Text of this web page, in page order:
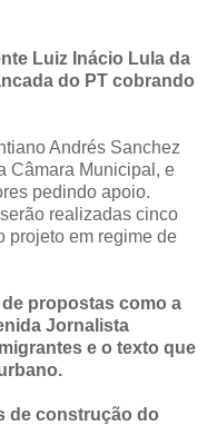
Luiz Inácio Lula da
do PT cobrando
Andrés Sanchez
Câmara Municipal, e
pedindo apoio.
realizadas cinco
projeto em regime de
propostas como a
Jornalista
e o texto que
de construção do